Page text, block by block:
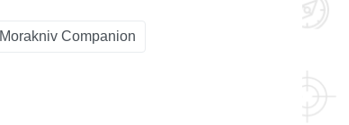
Morakniv Companion